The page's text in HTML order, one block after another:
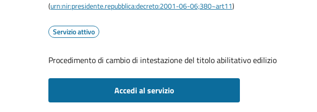
(urn:nir:presidente.repubblica:decreto:2001-06-06;380~art11)
Servizio attivo
Procedimento di cambio di intestazione del titolo abilitativo edilizio
Accedi al servizio